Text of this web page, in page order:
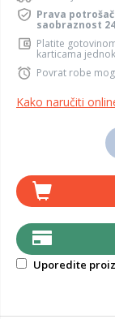
Prava
saobraznost
Platite
karticama
Povrat robe
Kako naručiti
Uporedite